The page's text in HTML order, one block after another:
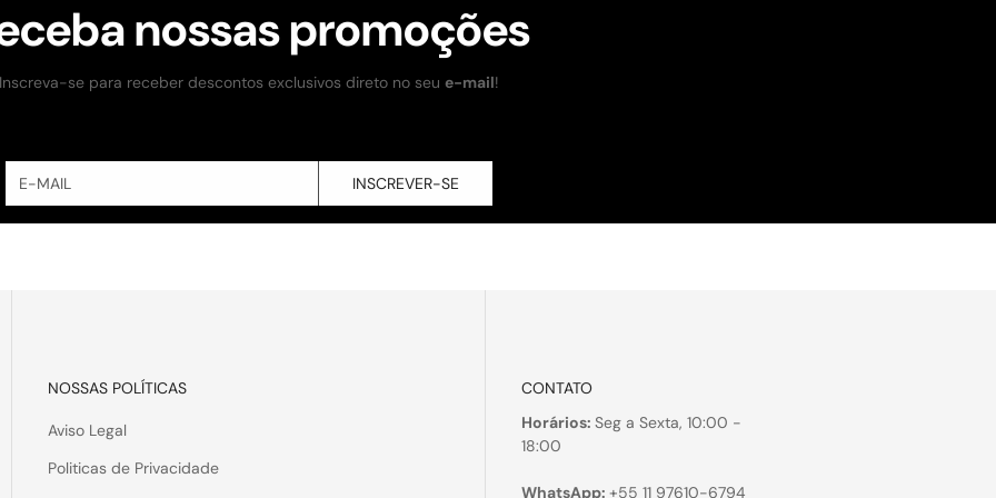
nossas promoções
Inscreva-se para receber descontos exclusivos direto no seu e-mail!
INSCREVER-SE
NOSSAS POLÍTICAS
Aviso Legal
Politicas de Privacidade
CONTATO
Horários:Seg a Sexta, 10:00 -
18:00
WhatsApp:+55 11 97610-6794